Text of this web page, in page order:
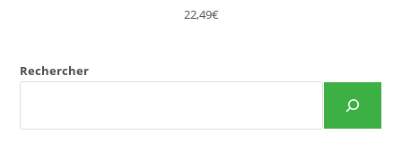
22,49€
Rechercher